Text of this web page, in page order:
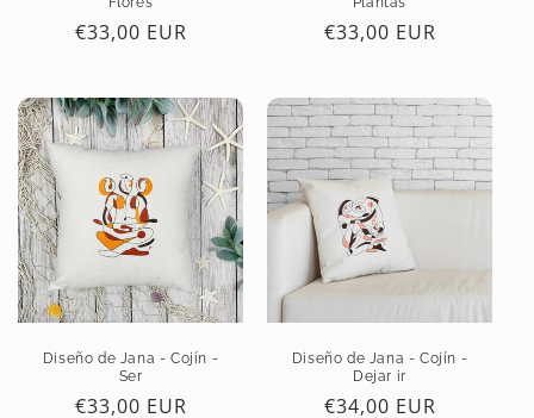
Precio
€33,00 EUR
Precio
€33,00 EUR
Diseño de Jana - Cojín -
Ser
Precio
€33,00 EUR
Diseño de Jana - Cojín -
Dejar ir
Precio
€34,00 EUR